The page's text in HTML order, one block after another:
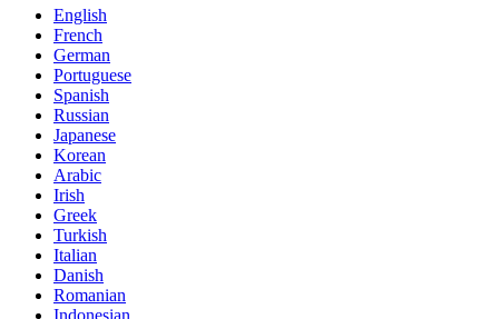
English
French
German
Portuguese
Spanish
Russian
Japanese
Korean
Arabic
Irish
Greek
Turkish
Italian
Danish
Romanian